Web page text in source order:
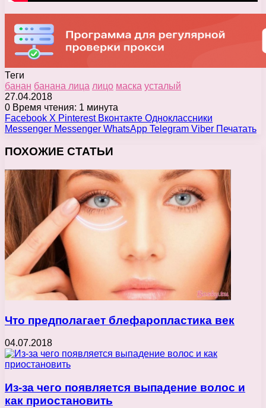
Теги
банан банана лица лицо маска усталый
27.04.2018
0 Время чтения: 1 минута
Facebook X Pinterest Вконтакте Одноклассники
Messenger Messenger WhatsApp Telegram Viber Печатать
ПОХОЖИЕ СТАТЬИ
Что предполагает блефаропластика век
04.07.2018
Из-за чего появляется выпадение волос и
как приостановить